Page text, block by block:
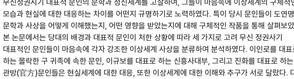
무신정권시기 대표적 문인의 문학과 정신세계를 고찰하여, 그들이 마음속에 이상세계의 구체적
모습과 현실에 대한 대응하는 차이를 어떤지 규명하기로 노력하였다. 특이 당시 문인들이 도연명
문학과 사상을 어떻게 이해했는지, 어떤 영향을 받았는지에 대해 구체적인 작품을 통해 살펴보
본 논문에서는 당대의 배경과 대표적 문인이 처한 상황에 따라 세 가지로 고려 무신 정권사기
대표적인 문인들이 마음속에 각자 강조한 이상세계 사상을 분류하여 분석하였다. 이인로를 대표
하는 몰락한 구 귀족에 속한 문인, 이규보를 대표로 하는 신흥사대부, 그리고 진화를 대표로 하는
관방(官方)문인들은 현실세계에 대한 대응, 또한 이상세계에 대한 이해와 추구가 서로 달랐다.